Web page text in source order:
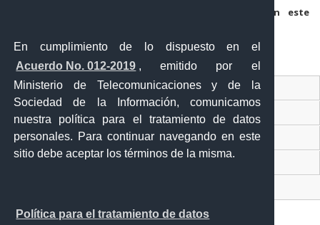
En cumplimiento de lo dispuesto en el
Acuerdo No. 012-2019 , emitido por el
Ministerio de Telecomunicaciones y de la
Sociedad de la Información, comunicamos
nuestra política para el tratamiento de datos
personales. Para continuar navegando en este
sitio debe aceptar los términos de la misma.
Política para el tratamiento de datos
Guarda mi nombre, correo electrónico y web en este
Ventanilla Única Virtual
Ventanilla Única de Comercio Exterior
Gobierno Abierto